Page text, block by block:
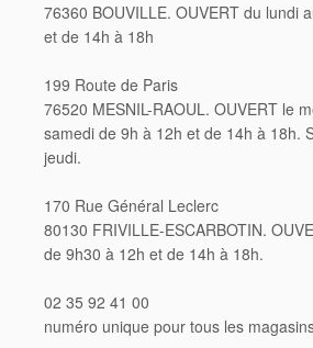
76360 BOUVILLE. OUVERT du lundi
et de 14h à 18h
199 Route de Paris
76520 MESNIL-RAOUL. OUVERT le
samedi de 9h à 12h et de 14h à 18h.
jeudi.
170 Rue Général Leclerc
80130 FRIVILLE-ESCARBOTIN.
de 9h30 à 12h et de 14h à 18h.
02 35 92 41 00
numéro unique pour tous les